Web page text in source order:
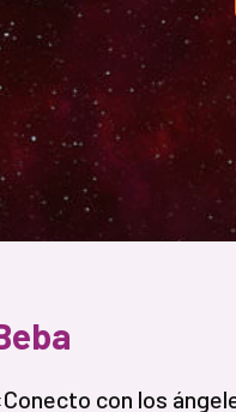
con los